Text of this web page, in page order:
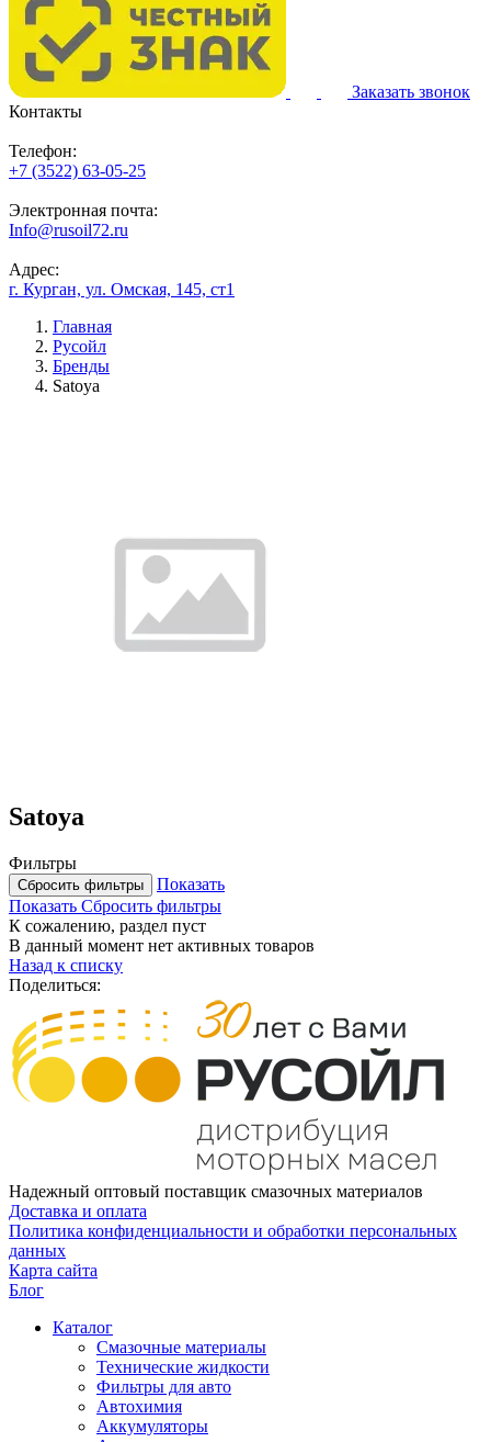
Заказать звонок
Контакты
Телефон:
+7 (3522) 63-05-25
Электронная почта:
Info@rusoil72.ru
Адрес:
г. Курган, ул. Омская, 145, ст1
Главная
Русойл
Бренды
Satoya
Satoya
Фильтры
Сбросить фильтры
Показать
Показать Сбросить фильтры
К сожалению, раздел пуст
В данный момент нет активных товаров
Назад к списку
Поделиться:
Надежный оптовый поставщик смазочных материалов
Доставка и оплата
Политика конфиденциальности и обработки персональных
данных
Карта сайта
Блог
Каталог
Смазочные материалы
Технические жидкости
Фильтры для авто
Автохимия
Аккумуляторы